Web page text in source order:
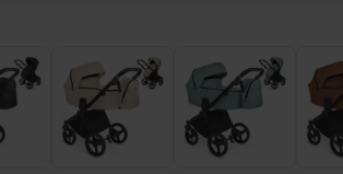
IG217 IG219 IG221